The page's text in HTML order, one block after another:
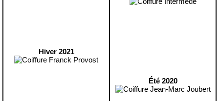
Hiver 2021
Été 2020